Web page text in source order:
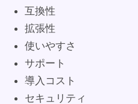
互換性
拡張性
使いやすさ
サポート
導入コスト
セキュリティ